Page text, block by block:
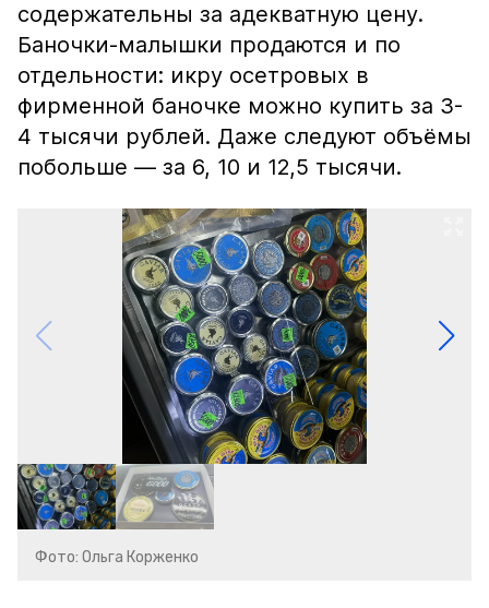
содержательны за адекватную цену.
Баночки-малышки продаются и по
отдельности: икру осетровых в
фирменной баночке можно купить за 3-
4 тысячи рублей. Даже следуют объёмы
побольше — за 6, 10 и 12,5 тысячи.
Фото: Ольга Корженко